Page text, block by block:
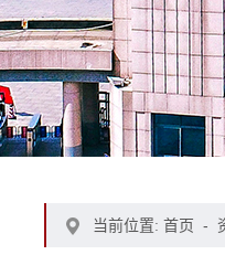
当前位置: 首页 -